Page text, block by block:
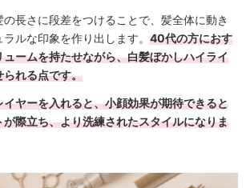
長さに段差をつけることで、髪全体に動き
ルな印象を作り出します。 40代の方におす
ームを持たせながら、白髪ぼかしハイライ
られる点です。
イヤーを入れると、小顔効果が期待できると
際立ち、より洗練されたスタイルになりま